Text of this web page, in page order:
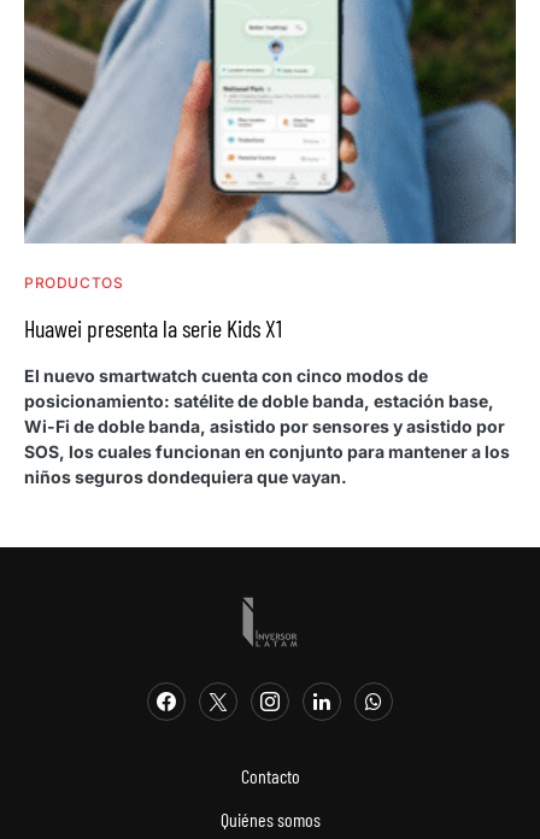
PRODUCTOS
Huawei presenta la serie Kids X1
El nuevo smartwatch cuenta con cinco modos de
posicionamiento: satélite de doble banda, estación base,
Wi-Fi de doble banda, asistido por sensores y asistido por
SOS, los cuales funcionan en conjunto para mantener a los
niños seguros dondequiera que vayan.
Contacto
Quiénes somos